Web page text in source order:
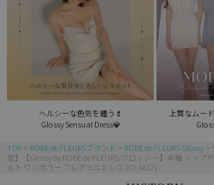
ヘルシーな色気を纏う💄
Glossy Sensual Dress💎
上質なムー
TOP ROBE de FLEURSブランド ROBE de FLEURS Glossy
定】【Glossy by ROBE de FLEURS/グロッシー】半袖 ジップ
ルト ワンカラー フレアミニドレス (GL4617)